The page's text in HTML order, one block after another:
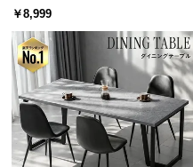
￥8,999